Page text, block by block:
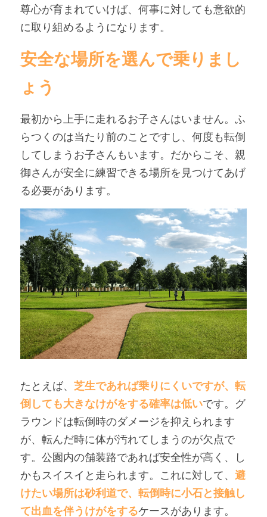
尊心が育まれていけば、何事に対しても意欲的
に取り組めるようになります。
安全な場所を選んで乗りまし
ょう
最初から上手に走れるお子さんはいません。ふ
らつくのは当たり前のことですし、何度も転倒
してしまうお子さんもいます。だからこそ、親
御さんが安全に練習できる場所を見つけてあげ
る必要があります。
たとえば、 芝生であれば乗りにくいですが、転
倒しても大きなけがをする確率は低いです。 グ
ラウンドは転倒時のダメージを抑えられます
が、転んだ時に体が汚れてしまうのが欠点で
す。公園内の舗装路であれば安全性が高く、し
かもスイスイと走られます。これに対して、 避
けたい場所は砂利道で、転倒時に小石と接触し
て出血を伴うけがをするケースがあります。